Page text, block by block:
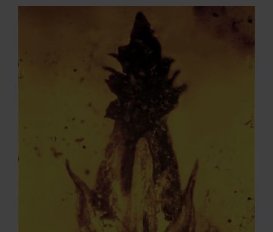
LYSSNA/PODD
EVENEMANG & RESOR
KONTAKTA F&F
SKRIV I F&F
PRENUMERERA PÅ F&F
ANNONSERA I F&F